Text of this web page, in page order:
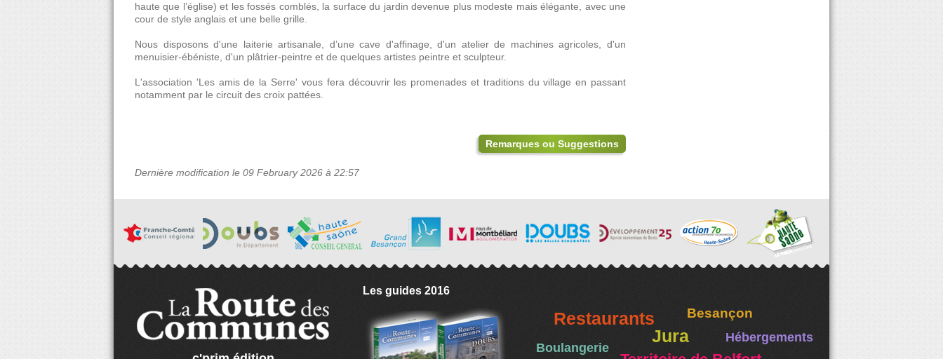
haute que l’église) et les fossés comblés, la surface du jardin devenue plus modeste mais élégante, avec une
cour de style anglais et une belle grille.
Nous disposons d'une laiterie artisanale, d’une cave d'affinage, d'un atelier de machines agricoles, d'un
menuisier-ébéniste, d'un plâtrier-peintre et de quelques artistes peintre et sculpteur.
L'association 'Les amis de la Serre' vous fera découvrir les promenades et traditions du village en passant
notamment par le circuit des croix pattées.
Remarques ou Suggestions
Dernière modification le 09 February 2026 à 22:57
Les guides 2016
Restaurants Besançon
Jura Hébergements
Boulangerie